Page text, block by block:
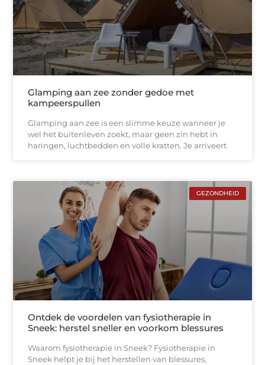
Glamping aan zee zonder gedoe met
kampeerspullen
Glamping aan zee is een slimme keuze wanneer je
wel het buitenleven zoekt, maar geen zin hebt in
haringen, luchtbedden en volle kratten. Je arriveert
GEZONDHEID
Ontdek de voordelen van fysiotherapie in
Sneek: herstel sneller en voorkom blessures
Waarom fysiotherapie in Sneek? Fysiotherapie in
Sneek helpt je bij het herstellen van blessures,